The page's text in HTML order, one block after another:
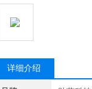
详细介绍